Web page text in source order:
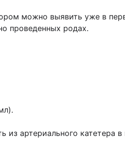
можно выявить уже в
проведенных родах.
из артериального катетера